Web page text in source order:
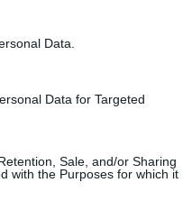
Data.
Data for Targeted
Sale, and/or Sharing
with the Purposes for which it